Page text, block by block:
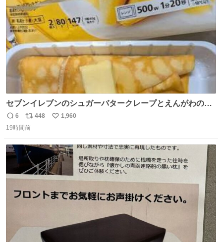
数
セブンイレブンのシュガーバタークレープとえんがわの寿
司を探している人へ！ シュガーバタークレープは目黒、品
川、蒲田、渋谷、川崎、横浜、鶴見、九州の一部エリア限
ころ少ないですが見つけたら即買いです🤩❣️
返
信
6
リ
ポ
ト
数
448
い
数
1,960
19時間前